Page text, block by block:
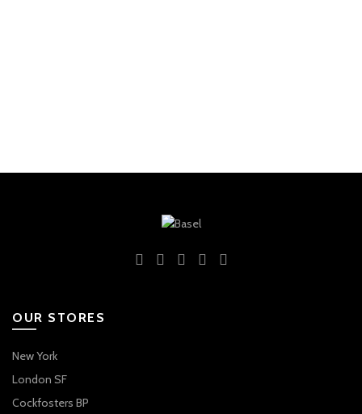
OUR STORES
New York
London SF
Cockfosters BP